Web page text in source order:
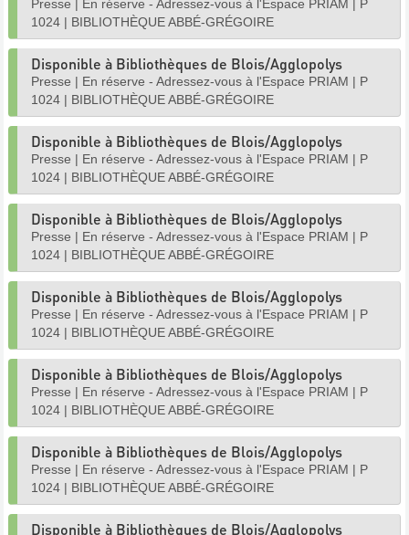
Presse | En réserve - Adressez-vous à l'Espace PRIAM | P
1024 | BIBLIOTHÈQUE ABBÉ-GRÉGOIRE
Disponible à Bibliothèques de Blois/Agglopolys
Presse | En réserve - Adressez-vous à l'Espace PRIAM | P
1024 | BIBLIOTHÈQUE ABBÉ-GRÉGOIRE
Disponible à Bibliothèques de Blois/Agglopolys
Presse | En réserve - Adressez-vous à l'Espace PRIAM | P
1024 | BIBLIOTHÈQUE ABBÉ-GRÉGOIRE
Disponible à Bibliothèques de Blois/Agglopolys
Presse | En réserve - Adressez-vous à l'Espace PRIAM | P
1024 | BIBLIOTHÈQUE ABBÉ-GRÉGOIRE
Disponible à Bibliothèques de Blois/Agglopolys
Presse | En réserve - Adressez-vous à l'Espace PRIAM | P
1024 | BIBLIOTHÈQUE ABBÉ-GRÉGOIRE
Disponible à Bibliothèques de Blois/Agglopolys
Presse | En réserve - Adressez-vous à l'Espace PRIAM | P
1024 | BIBLIOTHÈQUE ABBÉ-GRÉGOIRE
Disponible à Bibliothèques de Blois/Agglopolys
Presse | En réserve - Adressez-vous à l'Espace PRIAM | P
1024 | BIBLIOTHÈQUE ABBÉ-GRÉGOIRE
Disponible à Bibliothèques de Blois/Agglopolys